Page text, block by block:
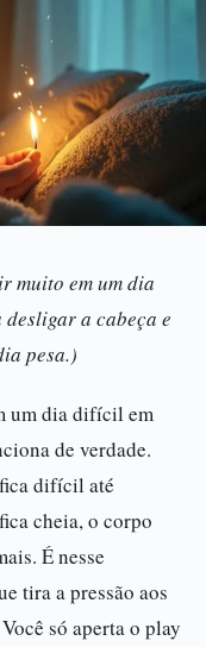
muito em um dia
a cabeça e
pesa.)
um dia difícil em
de verdade.
difícil até
cheia, o corpo
É nesse
tira a pressão aos
só aperta o play